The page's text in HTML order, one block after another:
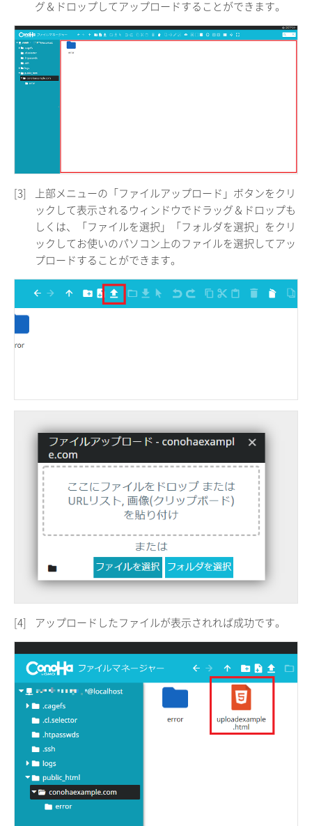
グ＆ドロップしてアップロードすることができます。
[3]
上部メニューの「ファイルアップロード」ボタンをクリ
ックして表示されるウィンドウでドラッグ＆ドロップも
しくは、「ファイルを選択」「フォルダを選択」をクリ
ックしてお使いのパソコン上のファイルを選択してアッ
プロードすることができます。
[4] アップロードしたファイルが表示されれば成功です。